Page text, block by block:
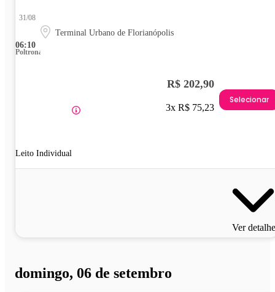
06:10
31/08
Terminal Urbano de Florianópolis
Poltrona
Leito Individual
R$ 202,90
3x R$ 75,23
Selecionar
Ver
domingo, 06 de setembro